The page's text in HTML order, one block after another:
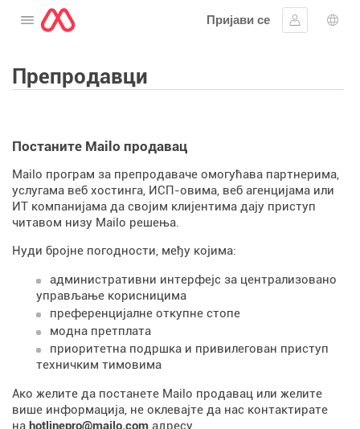
Отворите мени
Пријави се
Пријавите
Препродавци
Постаните Mailo продавац
Mailo програм за препродаваче омогућава партнерима,
услугама веб хостинга, ИСП-овима, веб агенцијама или
ИТ компанијама да својим клијентима дају приступ
читавом низу Mailo решења.
Нуди бројне погодности, међу којима:
административни интерфејс за централизовано
управљање корисницима
преференцијалне откупне стопе
модна претплата
приоритетна подршка и привилегован приступ
техничким тимовима
Ако желите да постанете Mailo продавац или желите
више информација, не оклевајте да нас контактирате
на hotlinepro@mailo.com адресу.